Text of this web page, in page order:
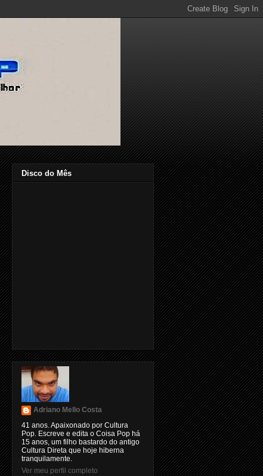
Disco do Mês
Adriano Mello Costa
41 anos. Apaixonado por Cultura
Pop. Escreve e edita o Coisa Pop há
15 anos, um filho bastardo do antigo
Cultura Direta que hoje hiberna
tranquilamente.
Ver meu perfil completo